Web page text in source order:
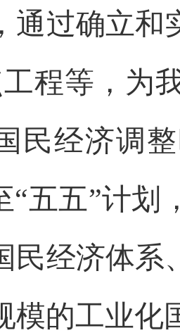
通过确立和
工程等，为
民经济调
“五五”计
民经济体系
模的工业化